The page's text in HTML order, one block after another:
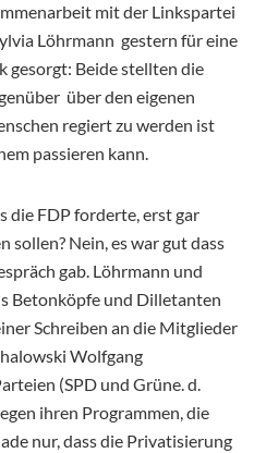
mit der Linkspartei
Löhrmann gestern für eine
gesorgt: Beide stellten die
über den eigenen
regiert zu werden ist
passieren kann.
die FDP forderte, erst gar
sollen? Nein, es war gut dass
gab. Löhrmann und
Betonköpfe und Dilletanten
Schreiben an die Mitglieder
Wolfgang
(SPD und Grüne. d.
ihren Programmen, die
nur, dass die Privatisierung